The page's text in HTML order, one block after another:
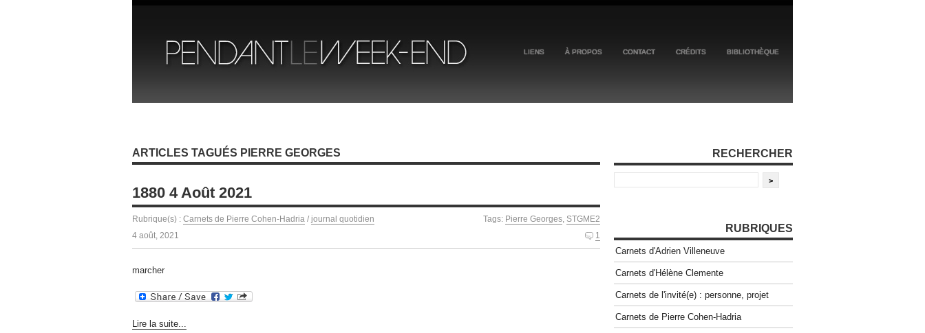
LIENS À PROPOS CONTACT CRÉDITS BIBLIOTHÈQUE
ARTICLES TAGUÉS PIERRE GEORGES
1880 4 Août 2021
Rubrique(s) : Carnets de Pierre Cohen-Hadria / journal quotidien Tags: Pierre Georges, STGME2
4 août, 2021
1
marcher
Lire la suite...
RECHERCHER
RUBRIQUES
Carnets d'Adrien Villeneuve
Carnets d'Hélène Clemente
Carnets de l'invité(e) : personne, projet
Carnets de Pierre Cohen-Hadria